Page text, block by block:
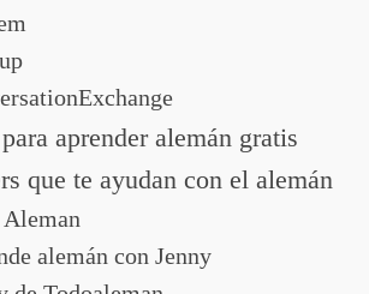
aprender alemán gratis
que te ayudan con el alemán
alemán con Jenny